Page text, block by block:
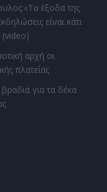
έξοδα της
είναι κάτι
(video)
αρχή οι
πλατείας
για τα δέκα